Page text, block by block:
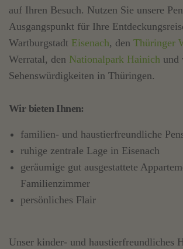
auf Ihren Besuch. Nutzen Sie unsere
Ausgangspunkt für Ihre
Wartburgstadt Eisenach, den Thüringer
Werratal, den Nationalpark Hainich und
Sehenswürdigkeiten in Thüringen.
Wir bieten Ihnen:
familien- und haustierfreundliche
ruhige zentrale Lage in Eisenach
geräumige gut ausgestattete
Familienzimmer
persönliches Flair
Unser kinder- und haustierfreundliches